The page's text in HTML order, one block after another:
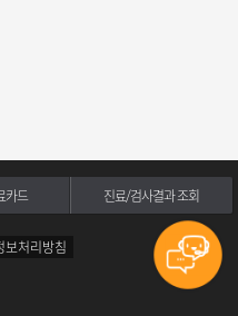
카드 진료/검사결과 조회
보처리방침